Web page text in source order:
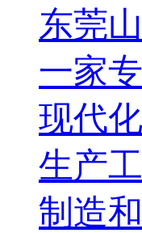
东莞
一家
现代
生产
制造